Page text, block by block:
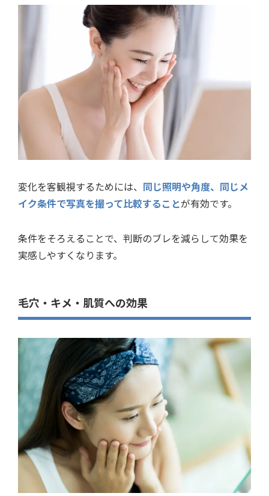
変化を客観視するためには、 同じ照明や角度、同じメ
イク条件で写真を撮って比較することが有効です。
条件をそろえることで、判断のブレを減らして効果を
実感しやすくなります。
毛穴・キメ・肌質への効果